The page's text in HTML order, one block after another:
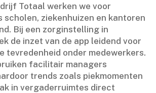
Totaal werken we voor
scholen, ziekenhuizen en kantoren
Bij een zorginstelling in
de inzet van de app leidend voor
tevredenheid onder medewerkers.​
facilitair managers
trends zoals piekmomenten
in vergaderruimtes direct